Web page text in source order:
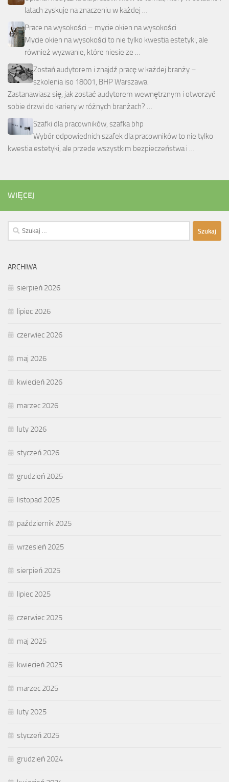
latach zyskuje na znaczeniu w każdej …
Prace na wysokości – mycie okien na wysokości
Mycie okien na wysokości to nie tylko kwestia estetyki, ale
również wyzwanie, które niesie ze …
Zostań audytorem i znajdź pracę w każdej branży –
szkolenia iso 18001, BHP Warszawa.
Zastanawiasz się, jak zostać audytorem wewnętrznym i otworzyć
sobie drzwi do kariery w różnych branżach? …
Szafki dla pracowników, szafka bhp
Wybór odpowiednich szafek dla pracowników to nie tylko
kwestia estetyki, ale przede wszystkim bezpieczeństwa i …
WIĘCEJ
Szukaj:
ARCHIWA
sierpień 2026
lipiec 2026
czerwiec 2026
maj 2026
kwiecień 2026
marzec 2026
luty 2026
styczeń 2026
grudzień 2025
listopad 2025
październik 2025
wrzesień 2025
sierpień 2025
lipiec 2025
czerwiec 2025
maj 2025
kwiecień 2025
marzec 2025
luty 2025
styczeń 2025
grudzień 2024